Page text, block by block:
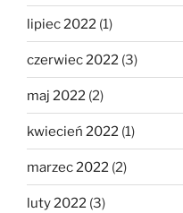
lipiec 2022 (1)
czerwiec 2022 (3)
maj 2022 (2)
kwiecień 2022 (1)
marzec 2022 (2)
luty 2022 (3)